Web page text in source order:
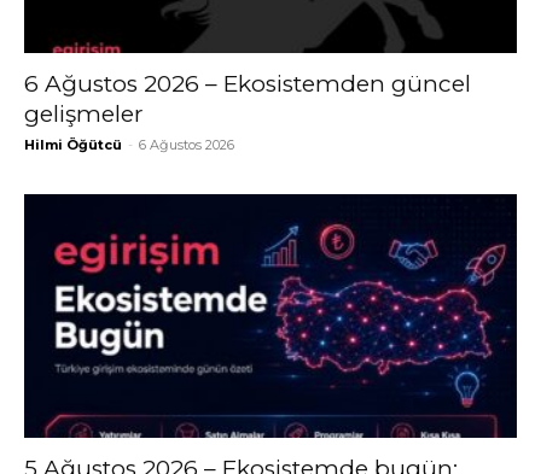
6 Ağustos 2026 – Ekosistemden güncel
gelişmeler
Hilmi Öğütcü - 6 Ağustos 2026
5 Ağustos 2026 – Ekosistemde bugün;